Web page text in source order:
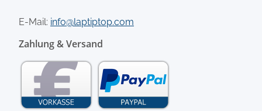
E-Mail: info@laptiptop.com
Zahlung & Versand